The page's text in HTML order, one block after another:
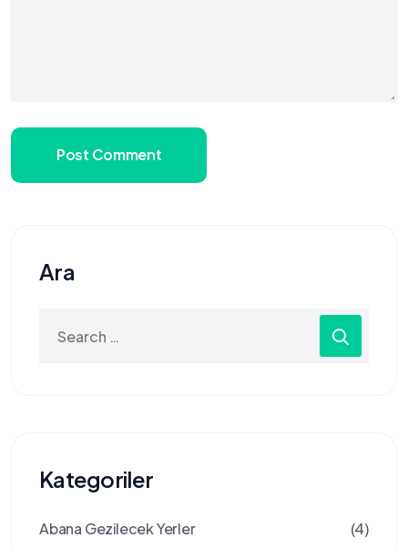
Post Comment
Ara
for:
Kategoriler
Abana Gezilecek Yerler (4)